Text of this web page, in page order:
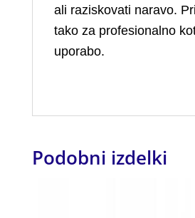
ali raziskovati naravo.
tako za profesionalno
uporabo.
Podobni izdelki